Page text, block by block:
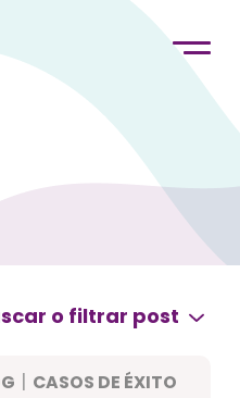
o filtrar post
CASOS DE ÉXITO